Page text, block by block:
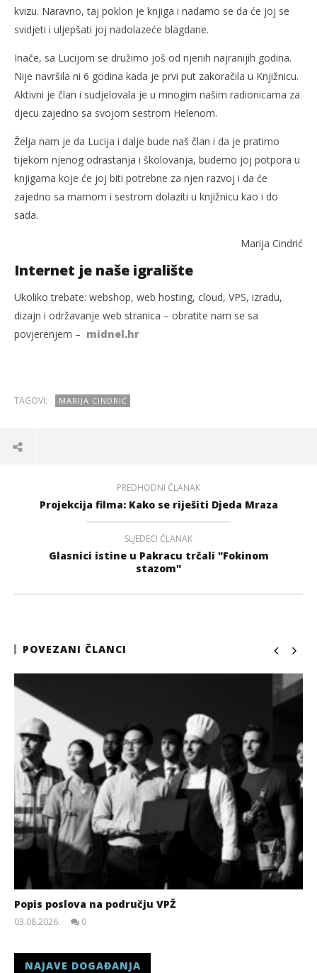
kvizu. Naravno, taj poklon je knjiga i nadamo se da će joj se
svidjeti i uljepšati joj nadolazeće blagdane.
Inače, sa Lucijom se družimo još od njenih najranijih godina.
Nije navršila ni 6 godina kada je prvi put zakoračila u Knjižnicu.
Aktivni je član i sudjelovala je u mnogim našim radionicama za
djecu zajedno sa svojom sestrom Helenom.
Želja nam je da Lucija i dalje bude naš član i da je pratimo
tijekom njenog odrastanja i školovanja, budemo joj potpora u
knjigama koje će joj biti potrebne za njen razvoj i da će
zajedno sa mamom i sestrom dolaziti u knjižnicu kao i do
sada.
Marija Cindrić
Internet je naše igralište
Ukoliko trebate: webshop, web hosting, cloud, VPS, izradu,
dizajn i održavanje web stranica – obratite nam se sa
povjerenjem – midnel.hr
TAGOVI: MARIJA CINDRIĆ
PREDHODNI ČLANAK
Projekcija filma: Kako se riješiti Djeda Mraza
SLJEDEĆI ČLANAK
Glasnici istine u Pakracu trčali "Fokinom
stazom"
POVEZANI ČLANCI
Popis poslova na području VPŽ
03.08.2026.
0
NAJAVE DOGAĐANJA